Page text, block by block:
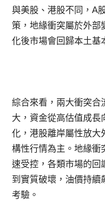
與美股、港股不同，A
策，地緣衝突屬於外部
化後市場會回歸本土基
綜合來看，兩大衝突合
大，資金從高估值成長
化，港股離岸屬性放大
構性行情為主。地緣衝
速受控，各類市場的回
到實質破壞，油價持續
考驗。